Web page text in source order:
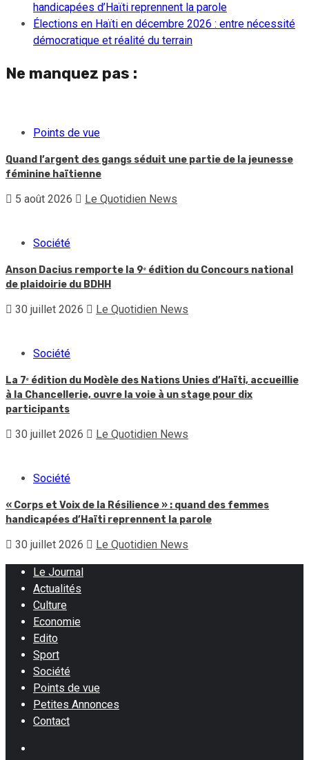
handicapées d’Haïti reprennent la parole
Élections en Haïti en décembre 2026 : entre nécessité
démocratique et réalité du terrain
Ne manquez pas :
Points de vue
Quand l’argent des gangs séduit une partie de la jeunesse
féminine haïtienne
5 août 2026 Le Quotidien News
Société
Anson Dacius remporte la 9ᵉ édition du Concours national
de plaidoirie du BDHH
30 juillet 2026 Le Quotidien News
Société
La 7ᵉ édition du Modèle des Nations Unies d’Haïti, accueillie
à la Chancellerie, ouvre la voie à un stage pour dix
participants
30 juillet 2026 Le Quotidien News
Société
« Corps et Voix de la Résilience » : quand des femmes
handicapées d’Haïti reprennent la parole
30 juillet 2026 Le Quotidien News
Le Journal
Actualités
Culture
Economie
Edito
Sport
Société
Points de vue
Petites Annonces
Contact